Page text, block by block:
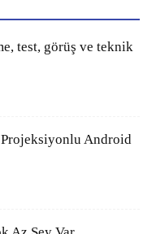
test, görüş ve teknik
Android